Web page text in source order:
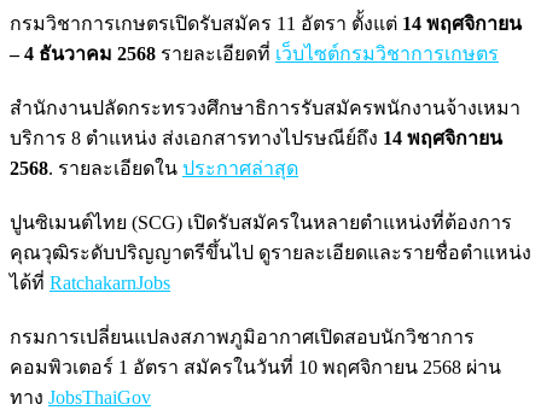
กรมวิชาการเกษตรเปิดรับสมัคร 11 อัตรา ตั้งแต่ 14 พฤศจิกายน
– 4 ธันวาคม 2568 รายละเอียดที่ เว็บไซต์กรมวิชาการเกษตร
สำนักงานปลัดกระทรวงศึกษาธิการรับสมัครพนักงานจ้างเหมา
บริการ 8 ตำแหน่ง ส่งเอกสารทางไปรษณีย์ถึง 14 พฤศจิกายน
2568. รายละเอียดใน ประกาศล่าสุด
ปูนซิเมนต์ไทย (SCG) เปิดรับสมัครในหลายตำแหน่งที่ต้องการ
คุณวุฒิระดับปริญญาตรีขึ้นไป ดูรายละเอียดและรายชื่อตำแหน่ง
ได้ที่ RatchakarnJobs
กรมการเปลี่ยนแปลงสภาพภูมิอากาศเปิดสอบนักวิชาการ
คอมพิวเตอร์ 1 อัตรา สมัครในวันที่ 10 พฤศจิกายน 2568 ผ่าน
ทาง JobsThaiGov